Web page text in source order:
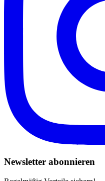
Newsletter abonnieren